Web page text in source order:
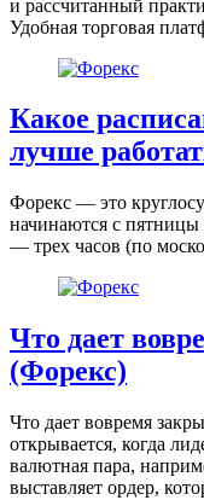
и рассчитанный
Удобная торговая
Какое
лучше
Форекс — это
начинаются с пятницы
— трех часов (по
Что дает
(Форекс)
Что дает вовремя
открывается, когда
валютная пара,
выставляет ордер,